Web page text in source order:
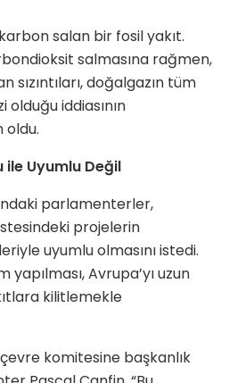
salan bir fosil yakıt.
salmasına rağmen,
doğalgazın tüm
olduğu iddiasının
oldu.
Uyumlu Değil
parlamenterler,
projelerin
uyumlu olmasını istedi.
yapılması, Avrupa’yı uzun
kilitlemekle
komitesine başkanlık